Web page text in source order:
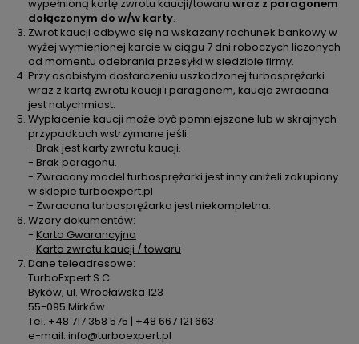
wypełnioną kartę zwrotu kaucji/towaru wraz z paragonem
dołączonym do w/w karty.
Zwrot kaucji odbywa się na wskazany rachunek bankowy w
wyżej wymienionej karcie w ciągu 7 dni roboczych liczonych
od momentu odebrania przesyłki w siedzibie firmy.
Przy osobistym dostarczeniu uszkodzonej turbosprężarki
wraz z kartą zwrotu kaucji i paragonem, kaucja zwracana
jest natychmiast.
Wypłacenie kaucji może być pomniejszone lub w skrajnych
przypadkach wstrzymane jeśli:
- Brak jest karty zwrotu kaucji.
- Brak paragonu.
- Zwracany model turbosprężarki jest inny aniżeli zakupiony
w sklepie turboexpert.pl
- Zwracana turbosprężarka jest niekompletna.
Wzory dokumentów:
- Karta Gwarancyjna
- Karta zwrotu kaucji / towaru
Dane teleadresowe:
TurboExpert S.C
Byków, ul. Wrocławska 123
55-095 Mirków
Tel. +48 717 358 575 | +48 667 121 663
e-mail. info@turboexpert.pl